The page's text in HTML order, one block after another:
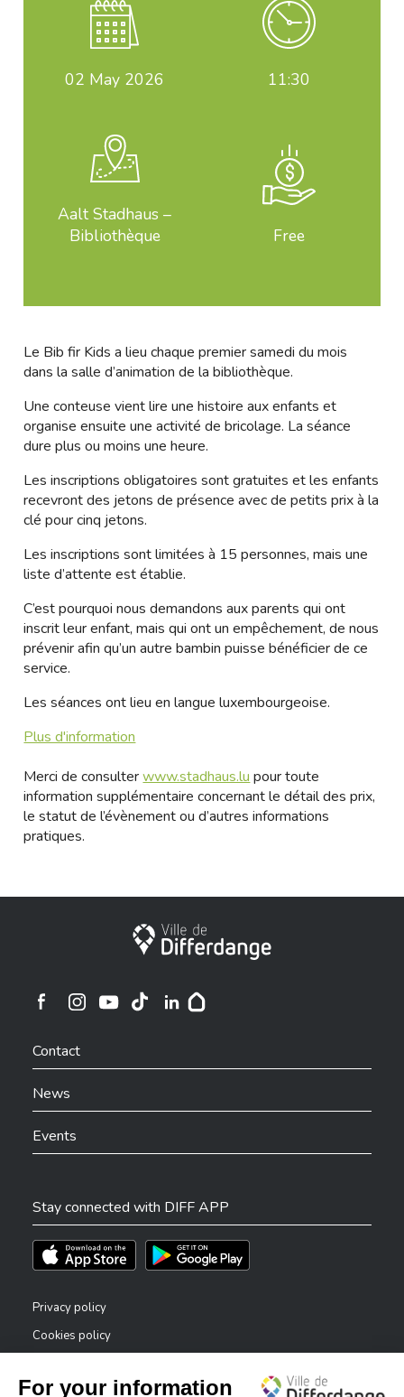
02 May 2026 11:30
Aalt Stadhaus –
Bibliothèque
Free
Le Bib fir Kids a lieu chaque premier samedi du mois
dans la salle d’animation de la bibliothèque.
Une conteuse vient lire une histoire aux enfants et
organise ensuite une activité de bricolage. La séance
dure plus ou moins une heure.
Les inscriptions obligatoires sont gratuites et les enfants
recevront des jetons de présence avec de petits prix à la
clé pour cinq jetons.
Les inscriptions sont limitées à 15 personnes, mais une
liste d’attente est établie.
C’est pourquoi nous demandons aux parents qui ont
inscrit leur enfant, mais qui ont un empêchement, de nous
prévenir afin qu’un autre bambin puisse bénéficier de ce
service.
Les séances ont lieu en langue luxembourgeoise.
Plus d'information
Merci de consulterwww.stadhaus.lu pour toute
information supplémentaire concernant le détail des prix,
le statut de l’évènement ou d’autres informations
pratiques.
City of Differdange
Ville de Differdange sur Instagram
Contact
News
Events
Stay connected with DIFF APP
Téléchargez l'app sur l'App StoreTéléchargez l'app sur Play Store
Privacy policy
Cookies policy
Accessibility statement